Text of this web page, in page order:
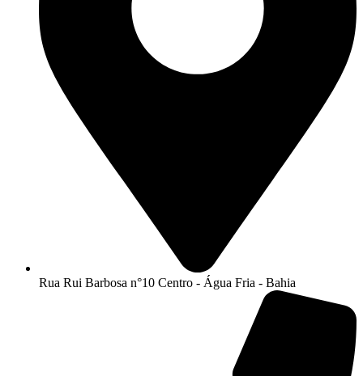
Rua Rui Barbosa n°10 Centro - Água Fria - Bahia